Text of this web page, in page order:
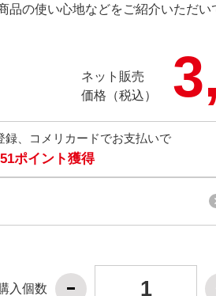
品の使い心地などをご紹介いただい
ネット販売
価格（税込）
録、コメリカードでお支払いで
51ポイント獲得
入個数